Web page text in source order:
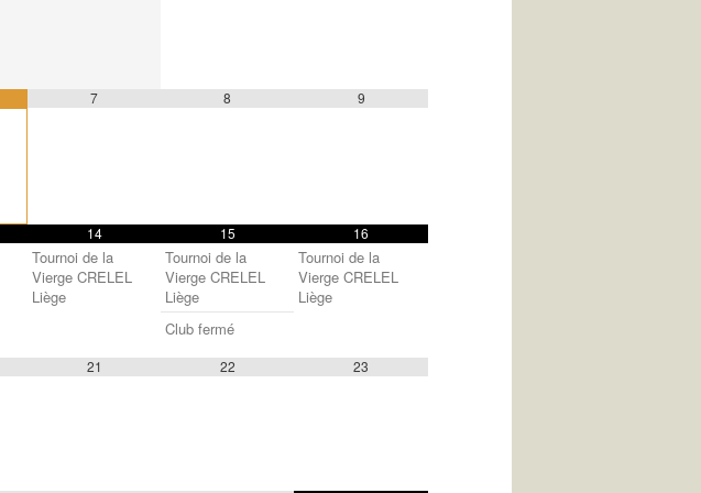
7 8 9
14
Tournoi de la
Vierge CRELEL
Liège
15
Tournoi de la
Vierge CRELEL
Liège
Club fermé
16
Tournoi de la
Vierge CRELEL
Liège
21 22 23